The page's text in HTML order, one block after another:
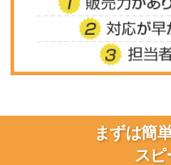
まずは簡
スピ